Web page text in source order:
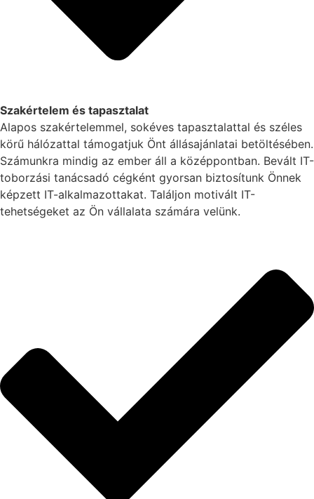
Szakértelem és tapasztalat
Alapos szakértelemmel, sokéves tapasztalattal és széles
körű hálózattal támogatjuk Önt állásajánlatai betöltésében.
Számunkra mindig az ember áll a középpontban. Bevált IT-
toborzási tanácsadó cégként gyorsan biztosítunk Önnek
képzett IT-alkalmazottakat. Találjon motivált IT-
tehetségeket az Ön vállalata számára velünk.